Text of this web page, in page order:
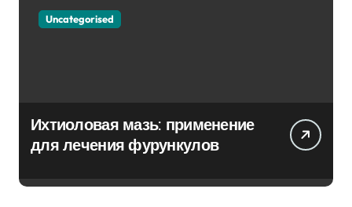
Uncategorised
Ихтиоловая мазь: применение
для лечения фурункулов